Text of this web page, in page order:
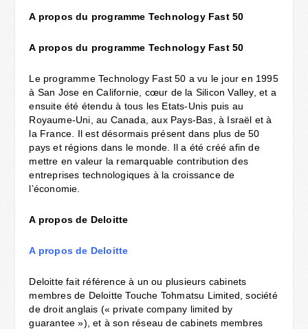
A propos du programme Technology Fast 50
A propos du programme Technology Fast 50
Le programme Technology Fast 50 a vu le jour en 1995
à San Jose en Californie, cœur de la Silicon Valley, et a
ensuite été étendu à tous les Etats-Unis puis au
Royaume-Uni, au Canada, aux Pays-Bas, à Israël et à
la France. Il est désormais présent dans plus de 50
pays et régions dans le monde. Il a été créé afin de
mettre en valeur la remarquable contribution des
entreprises technologiques à la croissance de
l’économie.
A propos de Deloitte
A propos de Deloitte
Deloitte fait référence à un ou plusieurs cabinets
membres de Deloitte Touche Tohmatsu Limited, société
de droit anglais (« private company limited by
guarantee »), et à son réseau de cabinets membres